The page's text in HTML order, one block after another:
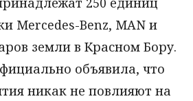
Mercedes-Benz, MAN и
земли в Красном Бору.
объявила, что
никак не повлияют на